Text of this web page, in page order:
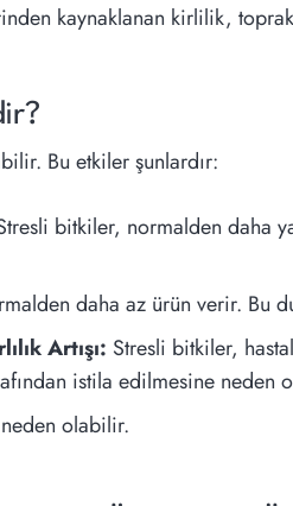
kaynaklanan kirlilik,
Bu etkiler şunlardır:
bitkiler, normalden daha
daha az ürün verir. Bu
Artışı: Stresli bitkiler,
istila edilmesine neden
olabilir.